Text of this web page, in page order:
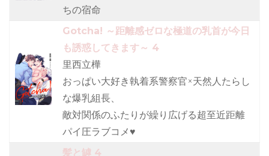
ちの宿命
Gotcha! ～距離感ゼロな極道の乳首が今日
も誘惑してきます～ 4
里西立樺
おっぱい大好き執着系警察官×天然人たらし
な爆乳組長、
敵対関係のふたりが繰り広げる超至近距離
パイ圧ラブコメ♥
髪と罅 4